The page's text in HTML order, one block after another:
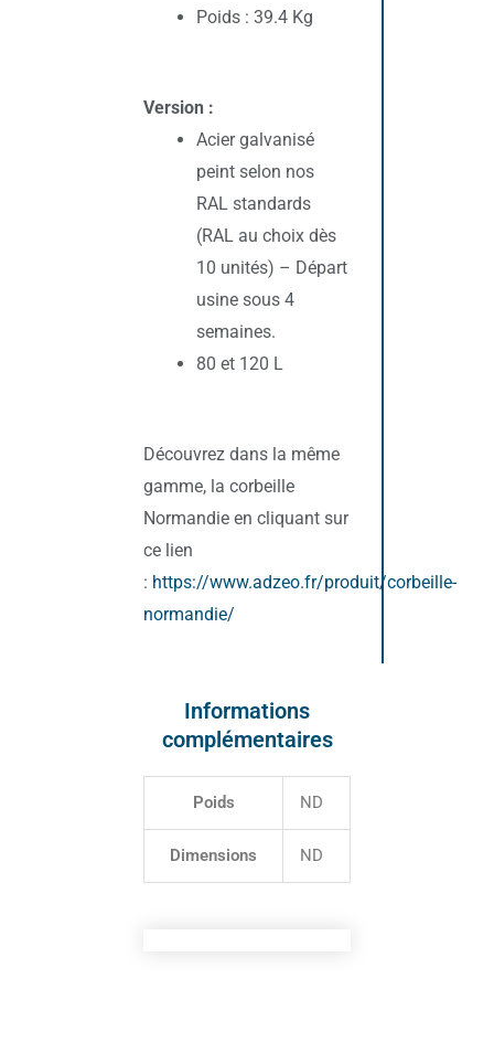
Poids : 39.4 Kg
Version :
Acier galvanisé
peint selon nos
RAL standards
(RAL au choix dès
10 unités) – Départ
usine sous 4
semaines.
80 et 120 L
Découvrez dans la même
gamme, la corbeille
Normandie en cliquant sur
ce lien
: https://www.adzeo.fr/produit/corbeille-
normandie/
Informations
complémentaires
Poids ND
Dimensions ND